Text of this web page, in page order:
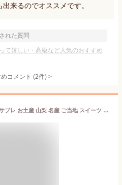
来るのでオススメです。
れた質問
て嬉しい・高級など人気のおすすめ
コメント (2件) >
富士山さぶれ（12枚入り）サブレ お土産 山梨 名産 ご当地 スイーツ 洋菓子 お菓子 鐘山苑 お礼 お返し 富士山 贈答